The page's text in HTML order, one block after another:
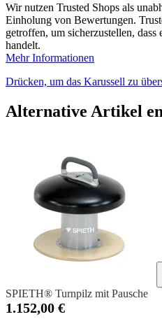
Wir nutzen Trusted Shops als
Einholung von Bewertungen.
getroffen, um sicherzustellen, dass
handelt.
Mehr Informationen
Drücken, um das Karussell zu
Alternative Artikel
SPIETH® Turnpilz mit Pausche
1.152,00 €